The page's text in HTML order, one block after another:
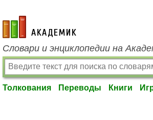
academic.ru
Словари и энциклопедии на
Толкования Переводы Книги